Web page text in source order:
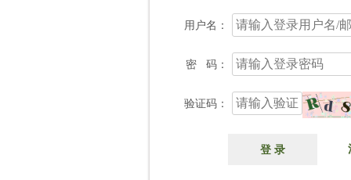
用户名：
密 码：
验证码：
登 录